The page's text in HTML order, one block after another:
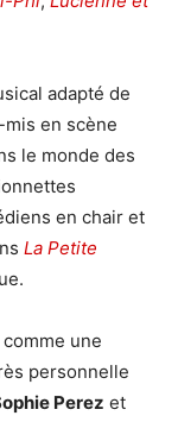
adapté de
en scène
le monde des
en chair et
La Petite
une
personnelle
Perez et